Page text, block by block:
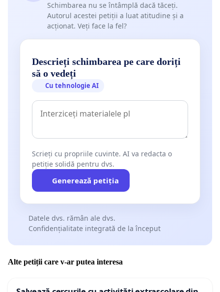
Schimbarea nu se întâmplă dacă tăceți.
Autorul acestei petiții a luat atitudine și a
acționat. Veți face la fel?
Descrieți schimbarea pe care doriți
să o vedeți
Cu tehnologie AI
Scrieți cu propriile cuvinte. AI va redacta o
petiție solidă pentru dvs.
Generează petiția
Datele dvs. rămân ale dvs.
Confidențialitate integrată de la început
Alte petiții care v-ar putea interesa